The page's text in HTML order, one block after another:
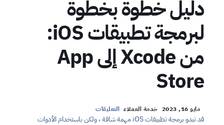
دليل خطوة بخطوة
لبرمجة تطبيقات iOS:
من Xcode إلى App
Store
مايو 16, 2023 خدمة العملاء التعليقات
قد تبدو برمجة تطبيقات iOS مهمة شاقة ، ولكن باستخدام الأدوات